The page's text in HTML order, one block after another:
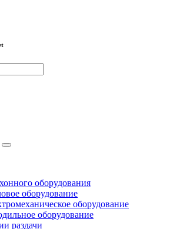
оборудования
оборудование
оборудование
оборудование
раздачи